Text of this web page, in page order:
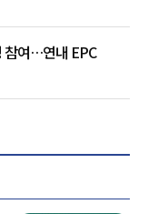
참여…연내 EPC